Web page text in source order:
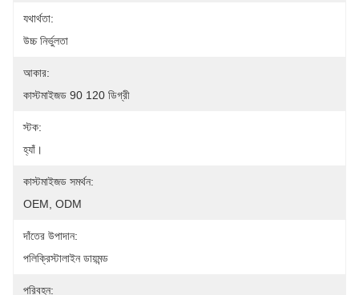
যথার্থতা:
উচ্চ নির্ভুলতা
আকার:
কাস্টমাইজড 90 120 ডিগ্রী
স্টক:
হ্যাঁ।
কাস্টমাইজড সমর্থন:
OEM, ODM
দাঁতের উপাদান:
পলিক্রিস্টালাইন ডায়মন্ড
পরিবহন: